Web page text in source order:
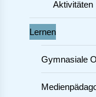
Aktivitäten
Lernen
Gymnasiale